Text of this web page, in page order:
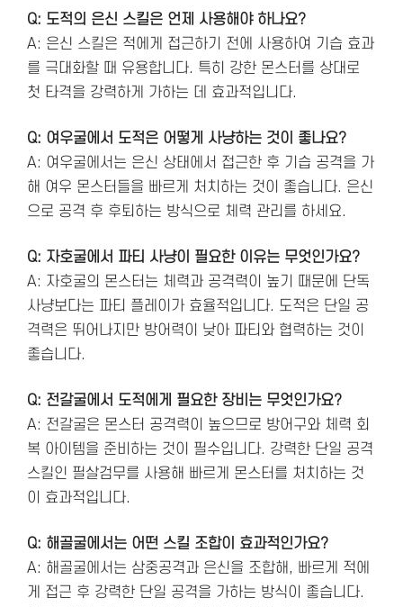
Q: 도적의 은신 스킬은 언제 사용해야 하나요?
A: 은신 스킬은 적에게 접근하기 전에 사용하여 기습 효과
를 극대화할 때 유용합니다. 특히 강한 몬스터를 상대로
첫 타격을 강력하게 가하는 데 효과적입니다.
Q: 여우굴에서 도적은 어떻게 사냥하는 것이 좋나요?
A: 여우굴에서는 은신 상태에서 접근한 후 기습 공격을 가
해 여우 몬스터들을 빠르게 처치하는 것이 좋습니다. 은신
으로 공격 후 후퇴하는 방식으로 체력 관리를 하세요.
Q: 자호굴에서 파티 사냥이 필요한 이유는 무엇인가요?
A: 자호굴의 몬스터는 체력과 공격력이 높기 때문에 단독
사냥보다는 파티 플레이가 효율적입니다. 도적은 단일 공
격력은 뛰어나지만 방어력이 낮아 파티와 협력하는 것이
좋습니다.
Q: 전갈굴에서 도적에게 필요한 장비는 무엇인가요?
A: 전갈굴은 몬스터 공격력이 높으므로 방어구와 체력 회
복 아이템을 준비하는 것이 필수입니다. 강력한 단일 공격
스킬인 필살검무를 사용해 빠르게 몬스터를 처치하는 것
이 효과적입니다.
Q: 해골굴에서는 어떤 스킬 조합이 효과적인가요?
A: 해골굴에서는 삼중공격과 은신을 조합해, 빠르게 적에
게 접근 후 강력한 단일 공격을 가하는 방식이 좋습니다.